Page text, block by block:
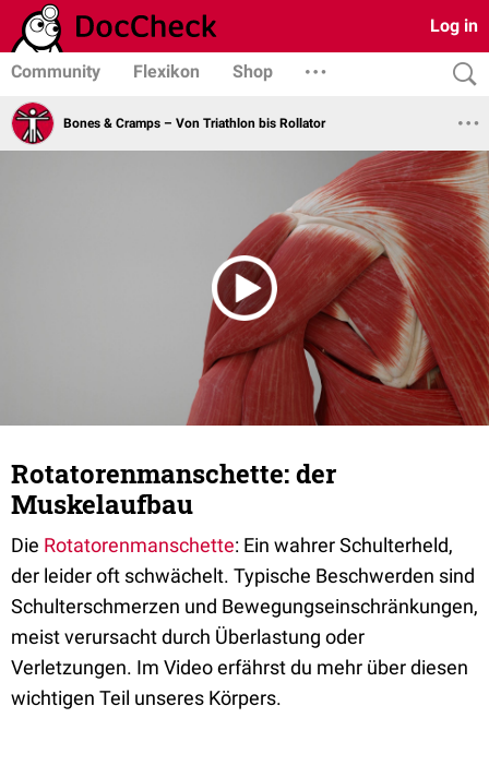
Log in
Community Flexikon Shop
Bones & Cramps – Von Triathlon bis Rollator
Rotatorenmanschette: der
Muskelaufbau
Die Rotatorenmanschette: Ein wahrer Schulterheld,
der leider oft schwächelt. Typische Beschwerden sind
Schulterschmerzen und Bewegungseinschränkungen,
meist verursacht durch Überlastung oder
Verletzungen. Im Video erfährst du mehr über diesen
wichtigen Teil unseres Körpers.